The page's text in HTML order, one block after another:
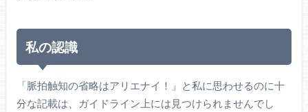
私の認識
「脈拍触知の省略はアリエナイ！」と私に思わせるのに十
分な記載は、ガイドライン上には見つけられませんでし